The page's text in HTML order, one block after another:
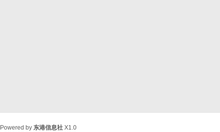
Powered by 东港信息社 X1.0